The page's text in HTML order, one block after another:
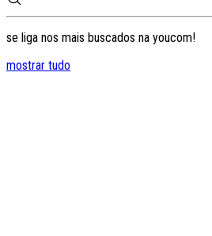
se liga nos mais buscados na youcom!
mostrar tudo